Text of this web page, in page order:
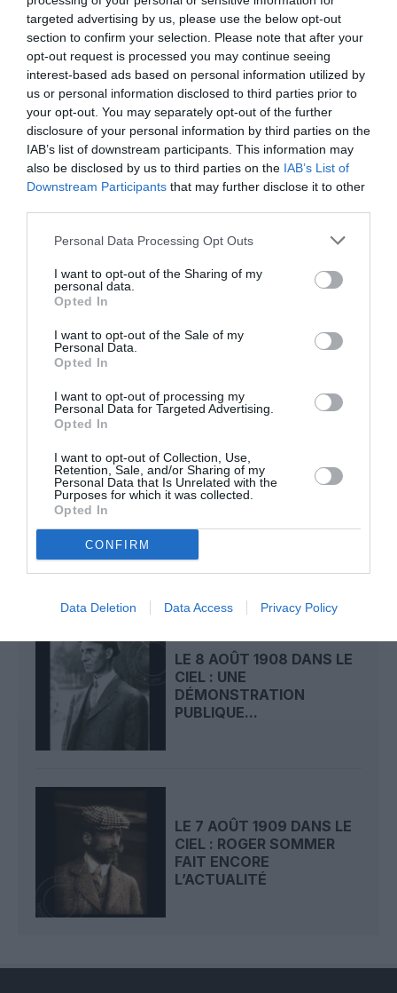
targeted advertising by us, please use the below opt-out
section to confirm your selection. Please note that after your
opt-out request is processed you may continue seeing
interest-based ads based on personal information utilized by
us or personal information disclosed to third parties prior to
your opt-out. You may separately opt-out of the further
disclosure of your personal information by third parties on the
IAB’s list of downstream participants. This information may
also be disclosed by us to third parties on the IAB’s List of
Downstream Participants that may further disclose it to other
Personal Data Processing Opt Outs
I want to opt-out of the Sharing of my
personal data.
Opted In
I want to opt-out of the Sale of my
Personal Data.
Opted In
I want to opt-out of processing my
Personal Data for Targeted Advertising.
Opted In
I want to opt-out of Collection, Use,
Retention, Sale, and/or Sharing of my
Personal Data that Is Unrelated with the
Purposes for which it was collected.
Opted In
CONFIRM
Data Deletion Data Access Privacy Policy
DERNIERS COMMENTAIRES
Kylea commenté l'article :
SWISS : la rentabilité relance le débat sur son
autonomie au sein de Lufthansa Group
NDRa commenté l'article :
vols commerciaux le 23 juillet 2026
histoire de l'aviation
LIRE AUSSI
LE 9 AOÛT 1912 DANS LE
BEAUMONT POUR LA...
LE 8 AOÛT 1908 DANS LE
CIEL : UNE
DÉMONSTRATION
PUBLIQUE...
LE 7 AOÛT 1909 DANS LE
CIEL : ROGER SOMMER
FAIT ENCORE
L’ACTUALITÉ